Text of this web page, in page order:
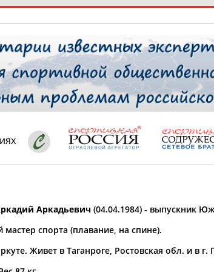
РЕСУРСНАЯ ПЛОЩАДКА
* для
проживания
Аркадьевич (04.04.1984) - выпускник
спорта (плавание, на спине).
Живет в Таганроге, Ростовская обл. и в